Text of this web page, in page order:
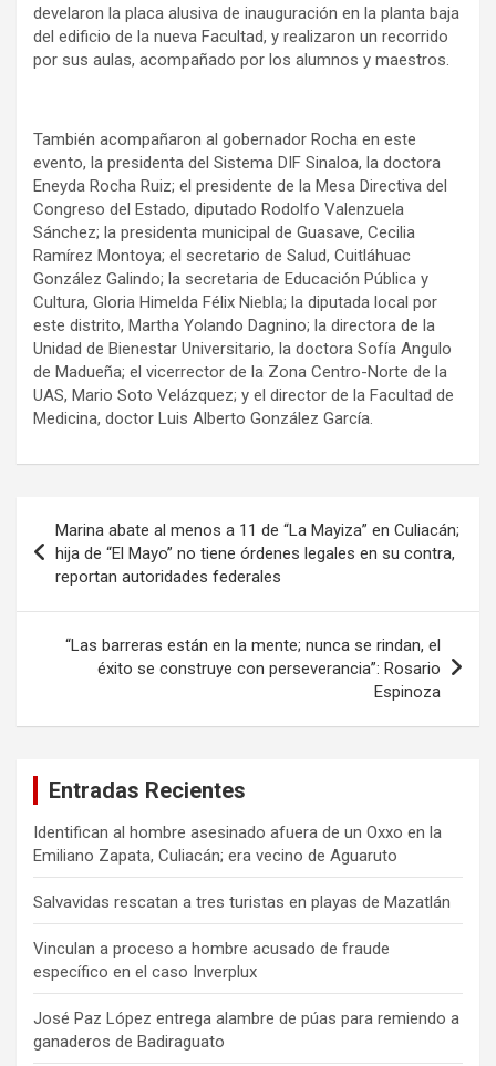
develaron la placa alusiva de inauguración en la planta baja
del edificio de la nueva Facultad, y realizaron un recorrido
por sus aulas, acompañado por los alumnos y maestros.
También acompañaron al gobernador Rocha en este
evento, la presidenta del Sistema DIF Sinaloa, la doctora
Eneyda Rocha Ruiz; el presidente de la Mesa Directiva del
Congreso del Estado, diputado Rodolfo Valenzuela
Sánchez; la presidenta municipal de Guasave, Cecilia
Ramírez Montoya; el secretario de Salud, Cuitláhuac
González Galindo; la secretaria de Educación Pública y
Cultura, Gloria Himelda Félix Niebla; la diputada local por
este distrito, Martha Yolando Dagnino; la directora de la
Unidad de Bienestar Universitario, la doctora Sofía Angulo
de Madueña; el vicerrector de la Zona Centro-Norte de la
UAS, Mario Soto Velázquez; y el director de la Facultad de
Medicina, doctor Luis Alberto González García.
de
entradas
Marina abate al menos a 11 de “La Mayiza” en Culiacán;
hija de “El Mayo” no tiene órdenes legales en su contra,
reportan autoridades federales
“Las barreras están en la mente; nunca se rindan, el
éxito se construye con perseverancia”: Rosario
Espinoza
Entradas Recientes
Identifican al hombre asesinado afuera de un Oxxo en la
Emiliano Zapata, Culiacán; era vecino de Aguaruto
Salvavidas rescatan a tres turistas en playas de Mazatlán
Vinculan a proceso a hombre acusado de fraude
específico en el caso Inverplux
José Paz López entrega alambre de púas para remiendo a
ganaderos de Badiraguato